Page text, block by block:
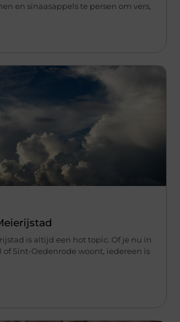
en sinaasappels te persen om vers,
is altijd een hot topic. Of je nu in
of Sint-Oedenrode woont, iedereen is